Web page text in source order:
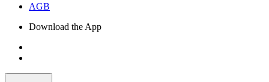
AGB
Download the App